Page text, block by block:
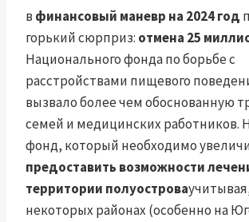
в финансовый маневр на 2024 год
горький сюрприз: отмена 25
Национального фонда по борьбе с
расстройствами пищевого
вызвало более чем обоснованную
семей и медицинских работников.
фонд, который необходимо
предоставить возможности
территории полуострова
некоторых районах (особенно на